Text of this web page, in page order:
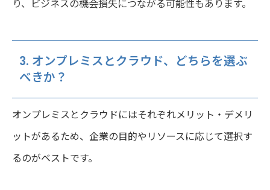
り、ビジネスの機会損失につながる可能性もあります。
3. オンプレミスとクラウド、どちらを選ぶ
べきか？
オンプレミスとクラウドにはそれぞれメリット・デメリ
ットがあるため、企業の目的やリソースに応じて選択す
るのがベストです。